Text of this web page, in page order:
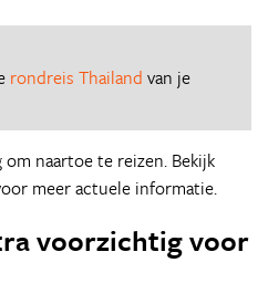
rondreis Thailand van je
naartoe te reizen. Bekijk
meer actuele informatie.
voorzichtig voor